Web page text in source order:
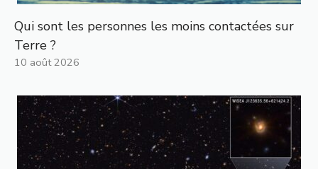
Qui sont les personnes les moins contactées sur
Terre ?
10 août 2026